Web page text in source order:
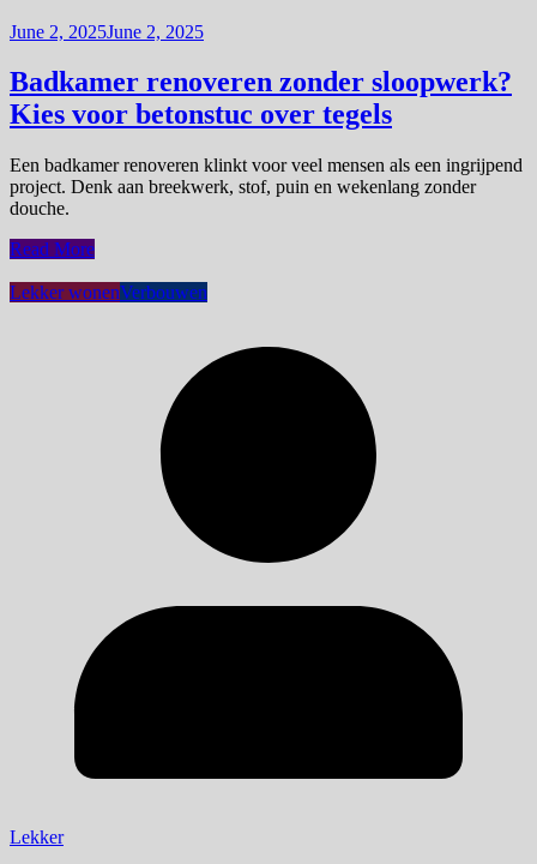
June 2, 2025June 2, 2025
Badkamer renoveren zonder sloopwerk?
Kies voor betonstuc over tegels
Een badkamer renoveren klinkt voor veel mensen als een ingrijpend
project. Denk aan breekwerk, stof, puin en wekenlang zonder
douche.
Read More
Lekker wonenVerbouwen
Lekker